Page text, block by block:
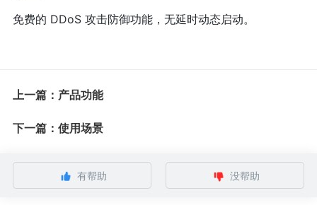
免费的 DDoS 攻击防御功能，无延时动态启动。
上一篇：产品功能
下一篇：使用场景
有帮助 没帮助